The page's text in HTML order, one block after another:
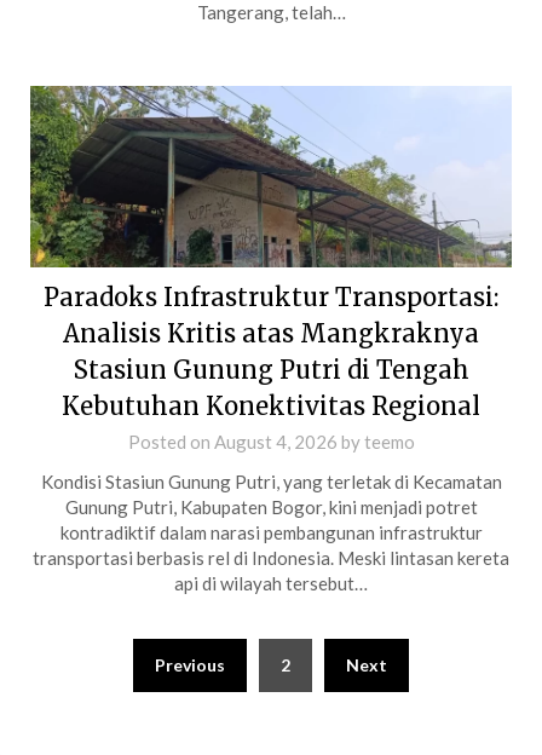
Tangerang, telah…
Paradoks Infrastruktur Transportasi:
Analisis Kritis atas Mangkraknya
Stasiun Gunung Putri di Tengah
Kebutuhan Konektivitas Regional
Posted on August 4, 2026 byteemo
Kondisi Stasiun Gunung Putri, yang terletak di Kecamatan
Gunung Putri, Kabupaten Bogor, kini menjadi potret
kontradiktif dalam narasi pembangunan infrastruktur
transportasi berbasis rel di Indonesia. Meski lintasan kereta
api di wilayah tersebut…
pagination
Previous 2 Next